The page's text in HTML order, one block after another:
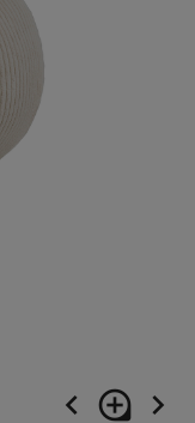
navigate_before loupe navigate_next